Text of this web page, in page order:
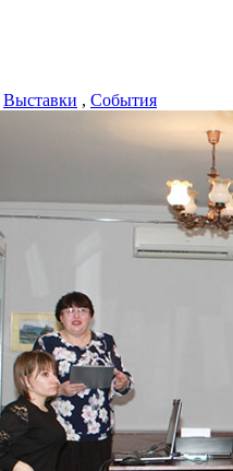
Выставки , События